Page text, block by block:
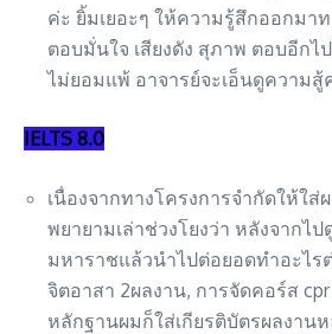
ค่ะ ยิ้มเยอะๆ ให้ความรู้สึกออกมาท
ตอบมั่นใจ เสียงดัง สุภาพ ตอบอีกไป
ไม่ยอมแพ้ อาจารย์จะเอ็นดูความสู้
IELTS 8.0
เนื่องจากทางโครงการจำกัดให้ใส่
พยายามเล่าช่วงโยงว่า หลังจากไ
มหาราชแล้วนำไปต่อยอดทำอะไร
จิตอาสา 2ผลงาน, การจัดคอร์ส
หลักฐานผมก็ใส่เกียรติบัตรผลงาน